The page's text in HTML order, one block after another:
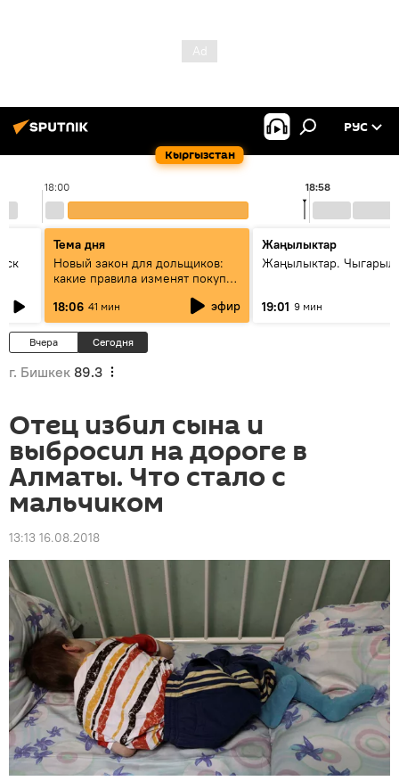
Кыргызстан
РУС
18:00 18:58
Тема дня
Новый закон для дольщиков:
какие правила изменят покупку
18:06 41 мин эфир
Жаңылыктар
Жаңылыктар.
19:01 9 мин
Вчера Сегодня
г. Бишкек 89.3
Отец избил сына и
выбросил на дороге в
Алматы. Что стало с
мальчиком
13:13 16.08.2018